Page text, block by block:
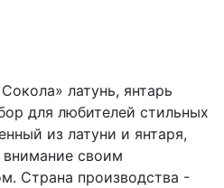
латунь, янтарь
для любителей стильных
из латуни и янтаря,
внимание своим
Страна производства -